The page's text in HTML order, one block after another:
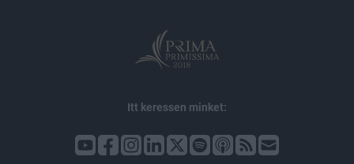
Itt keressen minket: